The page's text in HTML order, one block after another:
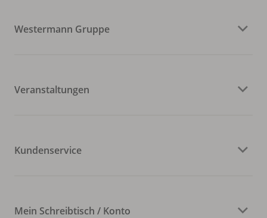
Westermann Gruppe
Veranstaltungen
Kundenservice
Mein Schreibtisch / Konto